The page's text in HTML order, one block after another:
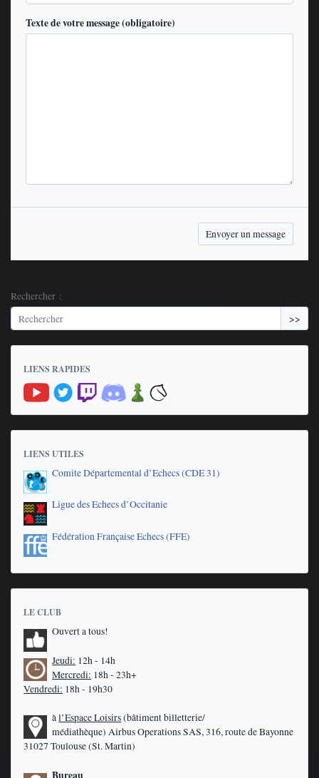
Texte de votre message (obligatoire)
Rechercher :
>>
LIENS RAPIDES
LIENS UTILES
Comite Départemental d’Echecs (CDE 31)
Ligue des Echecs d’Occitanie
Fédération Française Echecs (FFE)
LE CLUB
Ouvert a tous!
Jeudi: 12h - 14h
Mercredi: 18h - 23h+
Vendredi: 18h - 19h30
àl’Espace Loisirs(bâtiment billetterie/
médiathèque)Airbus Operations SAS, 316, route de Bayonne
31027 Toulouse (St. Martin)
Bureau